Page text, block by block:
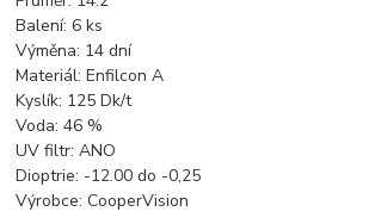
Balení: 6 ks
Výměna: 14 dní
Materiál: Enfilcon A
Kyslík: 125 Dk/t
Voda: 46 %
UV filtr: ANO
Dioptrie: -12.00 do -0,25
Výrobce: CooperVision